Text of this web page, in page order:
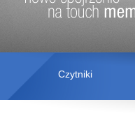
Czytniki